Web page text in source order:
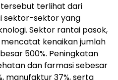
terlihat dari
sektor-sektor yang
Sektor rantai pasok,
kenaikan jumlah
500%. Peningkatan
dan farmasi sebesar
manufaktur 37%, serta